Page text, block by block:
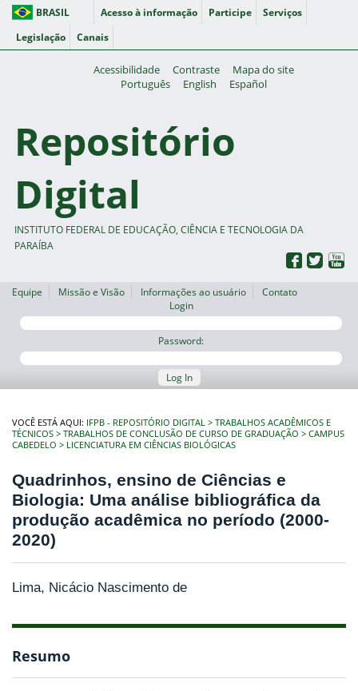
BRASIL Acesso à informação Participe
Serviços
Legislação
Canais
Acessibilidade Contraste
Mapa do site
Português
English Español
Repositório
Digital
INSTITUTO FEDERAL DE EDUCAÇÃO, CIÊNCIA E TECNOLOGIA DA
PARAÍBA
Equipe Missão e Visão Informações ao usuário
Contato
Login
Password:
Log In
VOCÊ ESTÁ AQUI: IFPB - REPOSITÓRIO DIGITAL
TRABALHOS ACADÊMICOS E
TÉCNICOS
TRABALHOS DE CONCLUSÃO DE CURSO DE GRADUAÇÃO
CAMPUS
CABEDELO
LICENCIATURA EM CIÊNCIAS BIOLÓGICAS
Quadrinhos, ensino de Ciências e
Biologia: Uma análise bibliográfica da
produção acadêmica no período (2000-
2020)
Lima, Nicácio Nascimento de
Resumo